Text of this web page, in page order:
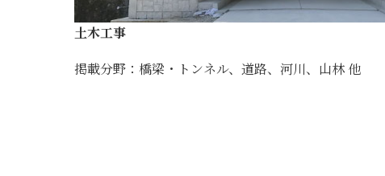
土木工事
掲載分野：橋梁・トンネル、道路、河川、山林 他